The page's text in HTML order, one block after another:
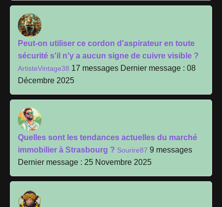
Peut-on utiliser ce cordon d'aspirateur en toute
sécurité s'il n'y a aucun signe de cuivre visible ?
ArtisteVintage38 17 messages Dernier message : 08
Décembre 2025
Quelles sont les tendances actuelles du marché
immobilier à Strasbourg ? Sourire87 9 messages
Dernier message : 25 Novembre 2025